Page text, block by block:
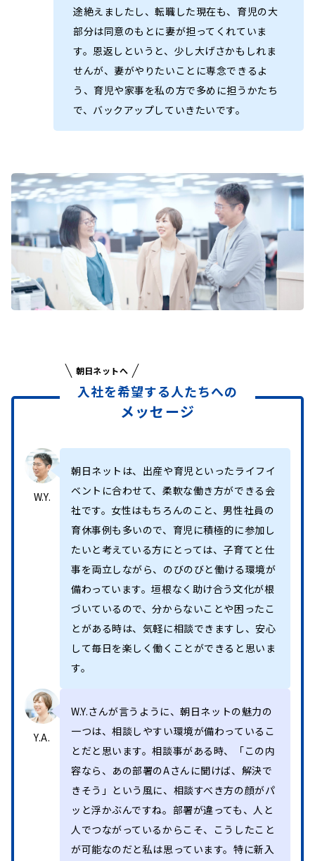
途絶えましたし、転職した現在も、育児の大
部分は同意のもとに妻が担ってくれていま
す。恩返しというと、少し大げさかもしれま
せんが、妻がやりたいことに専念できるよ
う、育児や家事を私の方で多めに担うかたち
で、バックアップしていきたいです。
朝日ネットへ
入社を希望する人たちへの
メッセージ
W.Y.
朝日ネットは、出産や育児といったライフイ
ベントに合わせて、柔軟な働き方ができる会
社です。女性はもちろんのこと、男性社員の
育休事例も多いので、育児に積極的に参加し
たいと考えている方にとっては、子育てと仕
事を両立しながら、のびのびと働ける環境が
備わっています。垣根なく助け合う文化が根
づいているので、分からないことや困ったこ
とがある時は、気軽に相談できますし、安心
して毎日を楽しく働くことができると思いま
す。
Y.A.
W.Y.さんが言うように、朝日ネットの魅力の
一つは、相談しやすい環境が備わっているこ
とだと思います。相談事がある時、「この内
容なら、あの部署のAさんに聞けば、解決で
きそう」という風に、相談すべき方の顔がパ
ッと浮かぶんですね。部署が違っても、人と
人でつながっているからこそ、こうしたこと
が可能なのだと私は思っています。特に新入